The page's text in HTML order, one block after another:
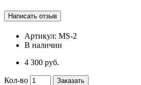
Артикул: MS-2
В наличии
4 300 руб.
Кол-во
Заказать